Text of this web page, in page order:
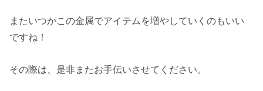
またいつかこの金属でアイテムを増やしていくのもいい
ですね！
その際は、是非またお手伝いさせてください。